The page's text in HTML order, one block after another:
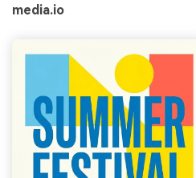
media.io